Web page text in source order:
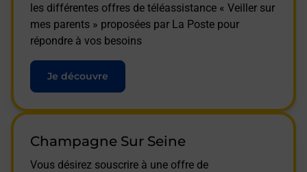
les différentes offres de téléassistance « Veiller sur
mes parents » proposées par La Poste pour
répondre à vos besoins
Je découvre
Champagne Sur Seine
Vous désirez souscrire à une offre de